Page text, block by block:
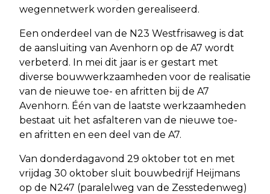
wegennetwerk worden gerealiseerd.
Een onderdeel van de N23 Westfrisaweg is dat
de aansluiting van Avenhorn op de A7 wordt
verbeterd. In mei dit jaar is er gestart met
diverse bouwwerkzaamheden voor de realisatie
van de nieuwe toe- en afritten bij de A7
Avenhorn. Één van de laatste werkzaamheden
bestaat uit het asfalteren van de nieuwe toe-
en afritten en een deel van de A7.
Van donderdagavond 29 oktober tot en met
vrijdag 30 oktober sluit bouwbedrijf Heijmans
op de N247 (paralelweg van de Zesstedenweg)